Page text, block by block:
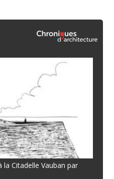
Citadelle Vauban par